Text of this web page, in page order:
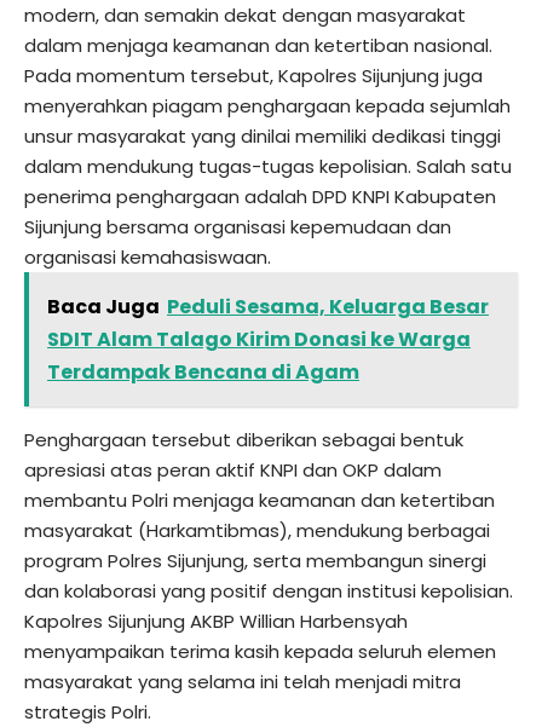
modern, dan semakin dekat dengan masyarakat
dalam menjaga keamanan dan ketertiban nasional.
Pada momentum tersebut, Kapolres Sijunjung juga
menyerahkan piagam penghargaan kepada sejumlah
unsur masyarakat yang dinilai memiliki dedikasi tinggi
dalam mendukung tugas-tugas kepolisian. Salah satu
penerima penghargaan adalah DPD KNPI Kabupaten
Sijunjung bersama organisasi kepemudaan dan
organisasi kemahasiswaan.
Baca Juga Peduli Sesama, Keluarga Besar
SDIT Alam Talago Kirim Donasi ke Warga
Terdampak Bencana di Agam
Penghargaan tersebut diberikan sebagai bentuk
apresiasi atas peran aktif KNPI dan OKP dalam
membantu Polri menjaga keamanan dan ketertiban
masyarakat (Harkamtibmas), mendukung berbagai
program Polres Sijunjung, serta membangun sinergi
dan kolaborasi yang positif dengan institusi kepolisian.
Kapolres Sijunjung AKBP Willian Harbensyah
menyampaikan terima kasih kepada seluruh elemen
masyarakat yang selama ini telah menjadi mitra
strategis Polri.